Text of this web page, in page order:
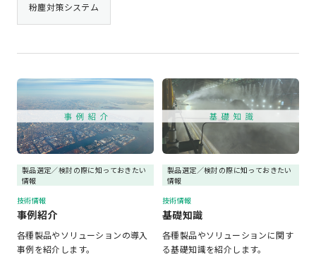
粉塵対策システム
製品選定／検討の際に知っておきたい
情報
技術情報
事例紹介
各種製品やソリューションの導入
事例を紹介します。
製品選定／検討の際に知っておきたい
情報
技術情報
基礎知識
各種製品やソリューションに関す
る基礎知識を紹介します。